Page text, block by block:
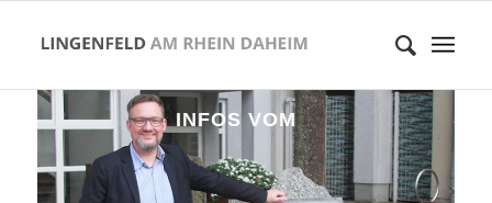
INFOS VOM
BÜ E RMEI TER